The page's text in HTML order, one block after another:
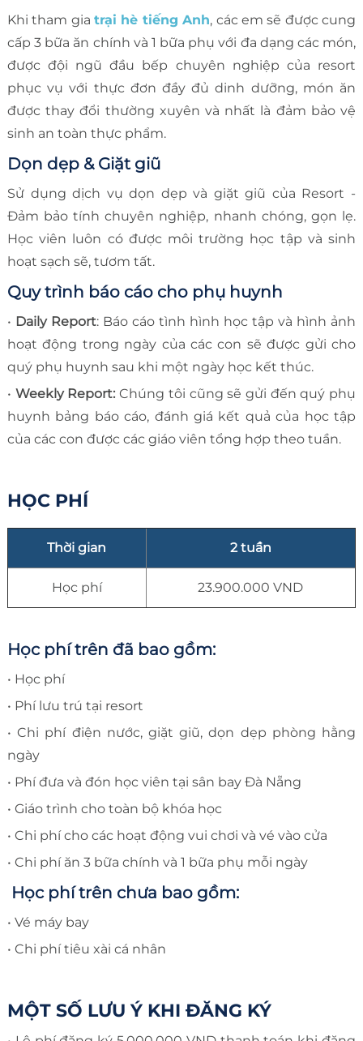
Khi tham giatrại hè tiếng Anh, các em sẽ được cung
cấp 3 bữa ăn chính và 1 bữa phụ với đa dạng các món,
được đội ngũ đầu bếp chuyên nghiệp của resort
phục vụ với thực đơn đầy đủ dinh dưỡng, món ăn
được thay đổi thường xuyên và nhất là đảm bảo vệ
sinh an toàn thực phẩm.
Dọn dẹp & Giặt giũ
Sử dụng dịch vụ dọn dẹp và giặt giũ của Resort -
Đảm bảo tính chuyên nghiệp, nhanh chóng, gọn lẹ.
Học viên luôn có được môi trường học tập và sinh
hoạt sạch sẽ, tươm tất.
Quy trình báo cáo cho phụ huynh
• Daily Report: Báo cáo tình hình học tập và hình ảnh
hoạt động trong ngày của các con sẽ được gửi cho
quý phụ huynh sau khi một ngày học kết thúc.
• Weekly Report:Chúng tôi cũng sẽ gửi đến quý phụ
huynh bảng báo cáo, đánh giá kết quả của học tập
của các con được các giáo viên tổng hợp theo tuần.
HỌC PHÍ
Thời gian 2 tuần
Học phí 23.900.000 VND
Học phí trên đã bao gồm:
• Học phí
• Phí lưu trú tại resort
• Chi phí điện nước, giặt giũ, dọn dẹp phòng hằng
ngày
• Phí đưa và đón học viên tại sân bay Đà Nẵng
• Giáo trình cho toàn bộ khóa học
• Chi phí cho các hoạt động vui chơi và vé vào cửa
• Chi phí ăn 3 bữa chính và 1 bữa phụ mỗi ngày
Học phí trên chưa bao gồm:
• Vé máy bay
• Chi phí tiêu xài cá nhân
MỘT SỐ LƯU Ý KHI ĐĂNG KÝ